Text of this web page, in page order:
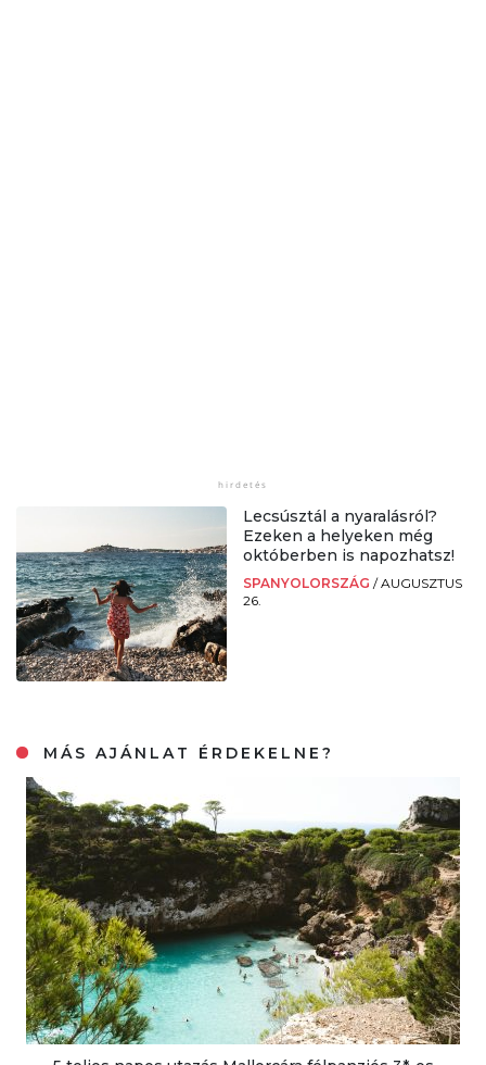
Lecsúsztál a nyaralásról?
Ezeken a helyeken még
októberben is napozhatsz!
SPANYOLORSZÁG /AUGUSZTUS
26.
MÁS AJÁNLAT ÉRDEKELNE?